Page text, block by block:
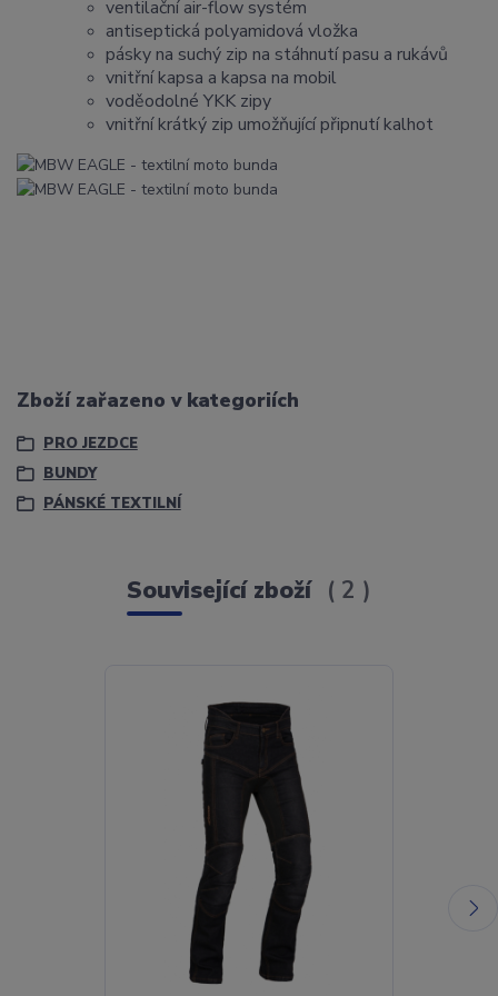
ventilační air-flow systém
antiseptická polyamidová vložka
pásky na suchý zip na stáhnutí pasu a rukávů
vnitřní kapsa a kapsa na mobil
voděodolné YKK zipy
vnitřní krátký zip umožňující připnutí kalhot
Zboží zařazeno v kategoriích
PRO JEZDCE
BUNDY
PÁNSKÉ TEXTILNÍ
Související zboží 2